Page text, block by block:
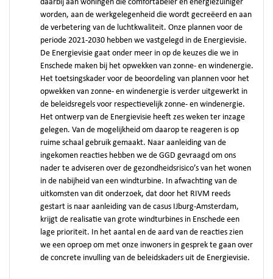
daarbij aan woningen die comfortabeler en energiezuiniger
worden, aan de werkgelegenheid die wordt gecreëerd en aan
de verbetering van de luchtkwaliteit. Onze plannen voor de
periode 2021-2030 hebben we vastgelegd in de Energievisie.
De Energievisie gaat onder meer in op de keuzes die we in
Enschede maken bij het opwekken van zonne- en windenergie.
Het toetsingskader voor de beoordeling van plannen voor het
opwekken van zonne- en windenergie is verder uitgewerkt in
de beleidsregels voor respectievelijk zonne- en windenergie.
Het ontwerp van de Energievisie heeft zes weken ter inzage
gelegen. Van de mogelijkheid om daarop te reageren is op
ruime schaal gebruik gemaakt. Naar aanleiding van de
ingekomen reacties hebben we de GGD gevraagd om ons
nader te adviseren over de gezondheidsrisico’s van het wonen
in de nabijheid van een windturbine. In afwachting van de
uitkomsten van dit onderzoek, dat door het RIVM reeds
gestart is naar aanleiding van de casus IJburg-Amsterdam,
krijgt de realisatie van grote windturbines in Enschede een
lage prioriteit. In het aantal en de aard van de reacties zien
we een oproep om met onze inwoners in gesprek te gaan over
de concrete invulling van de beleidskaders uit de Energievisie.